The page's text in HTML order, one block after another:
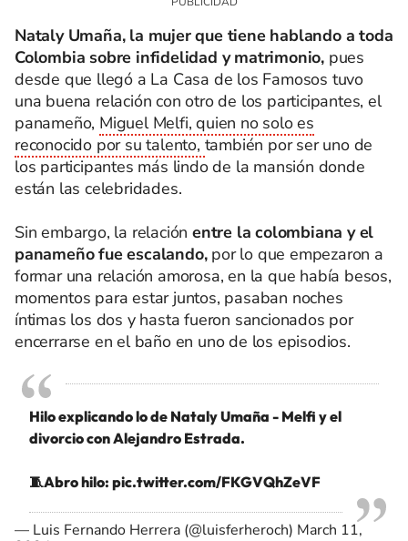
Nataly Umaña, la mujer que tiene hablando a toda
Colombia sobre infidelidad y matrimonio, pues
desde que llegó a La Casa de los Famosos tuvo
una buena relación con otro de los participantes, el
panameño, Miguel Melfi, quien no solo es
reconocido por su talento, también por ser uno de
los participantes más lindo de la mansión donde
están las celebridades.
Sin embargo, la relación entre la colombiana y el
panameño fue escalando, por lo que empezaron a
formar una relación amorosa, en la que había besos,
momentos para estar juntos, pasaban noches
íntimas los dos y hasta fueron sancionados por
encerrarse en el baño en uno de los episodios.
Hilo explicando lo de Nataly Umaña - Melfi y el
divorcio con Alejandro Estrada.
🧵Abro hilo: pic.twitter.com/FKGVQhZeVF
— Luis Fernando Herrera (@luisferheroch) March 11,